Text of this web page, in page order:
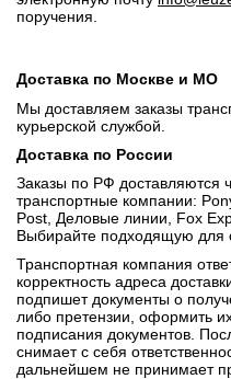
поручения.
Доставка по Москве и МО
Мы доставляем заказы
курьерской службой.
Доставка по России
Заказы по РФ доставляются
транспортные компании:
Post, Деловые линии, Fox
Выбирайте подходящую для
Транспортная компания
корректность адреса
подпишет документы о
либо претензии, оформить
подписания документов.
снимает с себя
дальнейшем не принимает